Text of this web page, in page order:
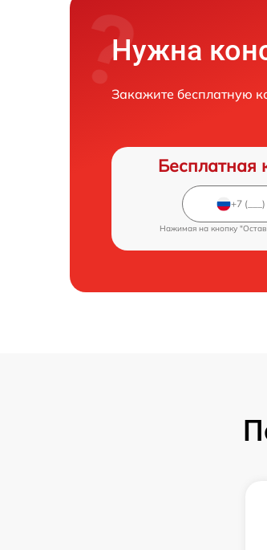
Нужна
Закажите бесплатную
Бесплатная
Нажимая на кнопку